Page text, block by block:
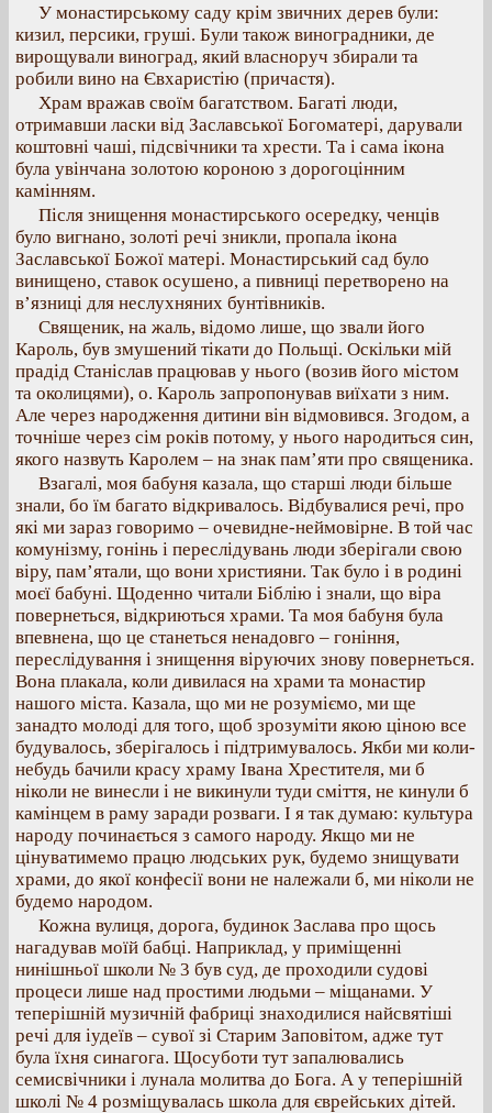
У монастирському саду крім звичних дерев були:
кизил, персики, груші. Були також виноградники, де
вирощували виноград, який власноруч збирали та
робили вино на Євхаристію (причастя).
Храм вражав своїм багатством. Багаті люди,
отримавши ласки від Заславської Богоматері, дарували
коштовні чаші, підсвічники та хрести. Та і сама ікона
була увінчана золотою короною з дорогоцінним
камінням.
Після знищення монастирського осередку, ченців
було вигнано, золоті речі зникли, пропала ікона
Заславської Божої матері. Монастирський сад було
винищено, ставок осушено, а пивниці перетворено на
в’язниці для неслухняних бунтівників.
Священик, на жаль, відомо лише, що звали його
Кароль, був змушений тікати до Польщі. Оскільки мій
прадід Станіслав працював у нього (возив його містом
та околицями), о. Кароль запропонував виїхати з ним.
Але через народження дитини він відмовився. Згодом, а
точніше через сім років потому, у нього народиться син,
якого назвуть Каролем – на знак пам’яти про священика.
Взагалі, моя бабуня казала, що старші люди більше
знали, бо їм багато відкривалось. Відбувалися речі, про
які ми зараз говоримо – очевидне-неймовірне. В той час
комунізму, гонінь і переслідувань люди зберігали свою
віру, пам’ятали, що вони християни. Так було і в родині
моєї бабуні. Щоденно читали Біблію і знали, що віра
повернеться, відкриються храми. Та моя бабуня була
впевнена, що це станеться ненадовго – гоніння,
переслідування і знищення віруючих знову повернеться.
Вона плакала, коли дивилася на храми та монастир
нашого міста. Казала, що ми не розуміємо, ми ще
занадто молоді для того, щоб зрозуміти якою ціною все
будувалось, зберігалось і підтримувалось. Якби ми коли-
небудь бачили красу храму Івана Хрестителя, ми б
ніколи не винесли і не викинули туди сміття, не кинули б
камінцем в раму заради розваги. І я так думаю: культура
народу починається з самого народу. Якщо ми не
цінуватимемо працю людських рук, будемо знищувати
храми, до якої конфесії вони не належали б, ми ніколи не
будемо народом.
Кожна вулиця, дорога, будинок Заслава про щось
нагадував моїй бабці. Наприклад, у приміщенні
нинішньої школи № 3 був суд, де проходили судові
процеси лише над простими людьми – міщанами. У
теперішній музичній фабриці знаходилися найсвятіші
речі для іудеїв – сувої зі Старим Заповітом, адже тут
була їхня синагога. Щосуботи тут запалювались
семисвічники і лунала молитва до Бога. А у теперішній
школі № 4 розміщувалась школа для єврейських дітей.